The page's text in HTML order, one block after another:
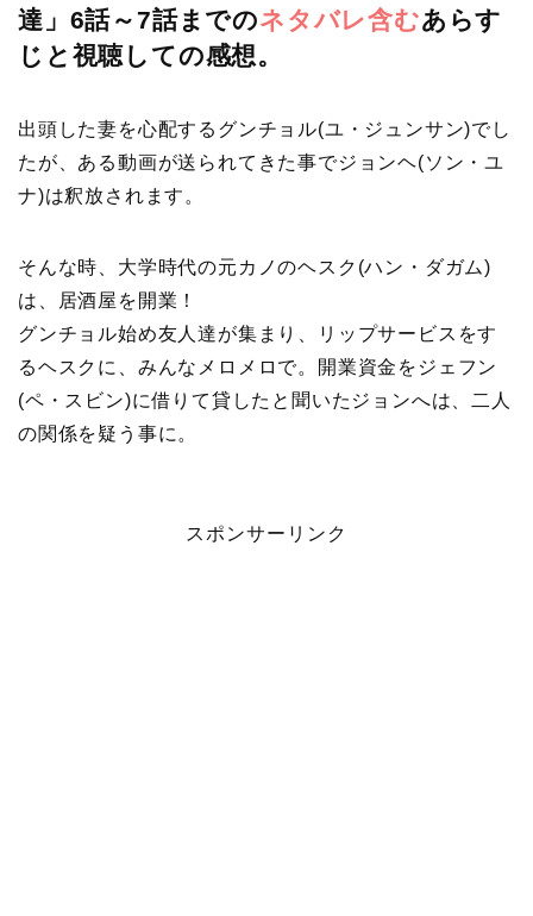
達」6話～7話までのネタバレ含むあらす
じと視聴しての感想。
出頭した妻を心配するグンチョル(ユ・ジュンサン)でし
たが、ある動画が送られてきた事でジョンヘ(ソン・ユ
ナ)は釈放されます。
そんな時、大学時代の元カノのヘスク(ハン・ダガム)
は、居酒屋を開業！
グンチョル始め友人達が集まり、リップサービスをす
るヘスクに、みんなメロメロで。開業資金をジェフン
(ペ・スビン)に借りて貸したと聞いたジョンへは、二人
の関係を疑う事に。
スポンサーリンク